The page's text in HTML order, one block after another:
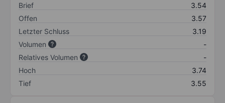
Brief
3.54
Offen
3.57
Letzter Schluss
3.19
Volumen
-
Relatives Volumen
-
Hoch
3.74
Tief
3.55